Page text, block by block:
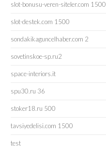
slot-bonusu-veren-siteler.com 1500
slot-destek.com 1500
sondakikaguncelhaber.com 2
sovetinskoe-sp.ru2
space-interiors.it
spu30.ru 36
stoker18.ru 500
tavsiyedelisi.com 1500
test